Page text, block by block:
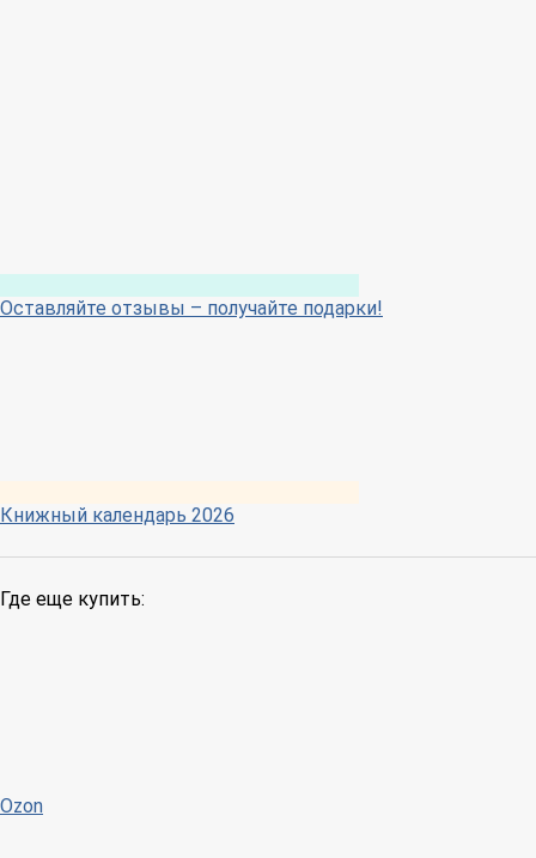
Оставляйте отзывы – получайте подарки!
Книжный календарь 2026
Где еще купить:
Ozon